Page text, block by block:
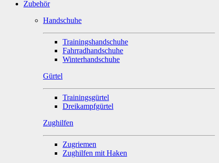
Zubehör
Handschuhe
Trainingshandschuhe
Fahrradhandschuhe
Winterhandschuhe
Gürtel
Trainingsgürtel
Dreikampfgürtel
Zughilfen
Zugriemen
Zughilfen mit Haken